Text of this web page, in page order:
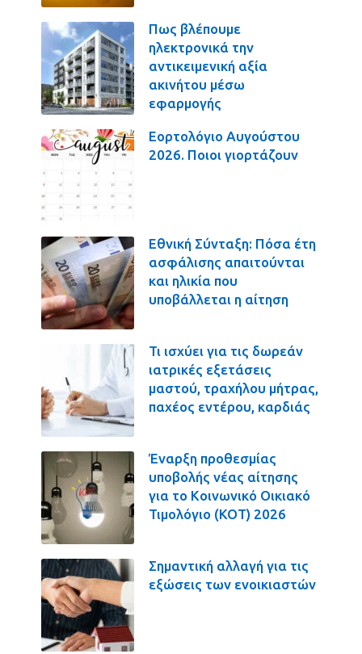
Πως βλέπουμε
ηλεκτρονικά την
αντικειμενική αξία
ακινήτου μέσω
εφαρμογής
Εορτολόγιο Αυγούστου
2026. Ποιοι γιορτάζουν
Εθνική Σύνταξη: Πόσα έτη
ασφάλισης απαιτούνται
και ηλικία που
υποβάλλεται η αίτηση
Τι ισχύει για τις δωρεάν
ιατρικές εξετάσεις
μαστού, τραχήλου μήτρας,
παχέος εντέρου, καρδιάς
Έναρξη προθεσμίας
υποβολής νέας αίτησης
για το Κοινωνικό Οικιακό
Τιμολόγιο (ΚΟΤ) 2026
Σημαντική αλλαγή για τις
εξώσεις των ενοικιαστών